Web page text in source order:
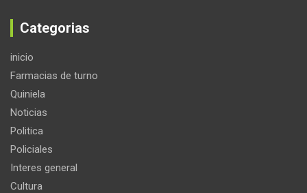
Categorias
inicio
Farmacias de turno
Quiniela
Noticias
Politica
Policiales
Interes general
Cultura